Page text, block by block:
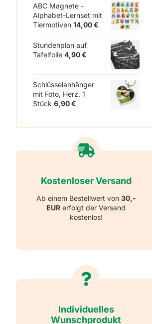
ABC Magnete -
Alphabet-Lernset mit
Tiermotiven 14,00€
Stundenplan auf
Tafelfolie 4,90€
Schlüsselanhänger
mit Foto, Herz, 1
Stück 6,90€
Kostenloser Versand
Ab einem Bestellwert von 30,-
EUR erfolgt der Versand
kostenlos!
Individuelles
Wunschprodukt